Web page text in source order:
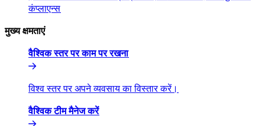
कंप्लाएन्स​​
मुख्य क्षमताएं​​
वैश्विक स्तर पर काम पर रखना​​
विश्व स्तर पर अपने व्यवसाय का विस्तार करें।​​
वैश्विक टीम मैनेज करें​​